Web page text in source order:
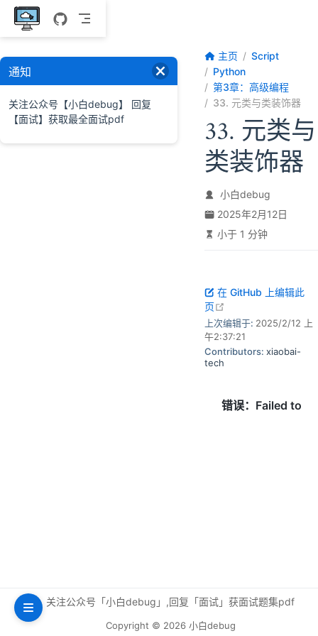
跳至主要內容
主页
Script
Python
第3章：高级编程
33. 元类与类装饰器
33. 元类与
类装饰器
小白debug
2025年2月12日
小于 1 分钟
在 GitHub 上编辑此
页
上次编辑于: 2025/2/12 上
午2:37:21
Contributors: xiaobai-
tech
关注公众号「小白debug」,回复「面试」获面试题集pdf
Copyright © 2026 小白debug
通知
关注公众号【小白debug】 回复
【面试】获取最全面试pdf